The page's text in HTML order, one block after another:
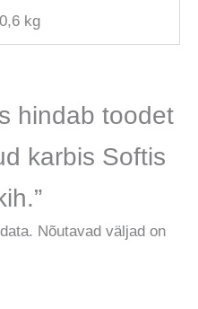
0,6 kg
hindab toodet
karbis Softis
Nõutavad väljad on